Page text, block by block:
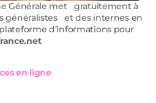
Générale met gratuitement à
généralistes et des internes en
d’informations pour
en ligne